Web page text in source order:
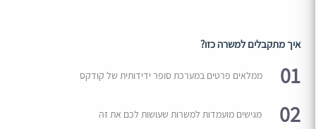
איך מתקבלים למשרה כזו?
01 ממלאים פרטים במערכת סופר ידידותית של קודקס
02 מגישים מועמדות למשרות שעושות לכם את זה